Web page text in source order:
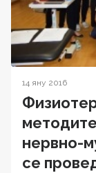
14 яну 2016
нервно-
се